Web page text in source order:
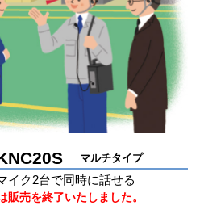
マルチタイプ
イク2台で同時に話せる
売を終了いたしました。